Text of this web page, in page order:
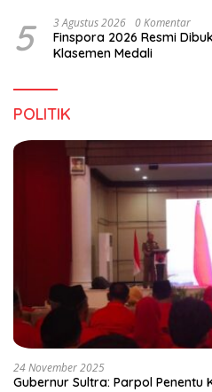
5 3 Agustus 2026 0 Komentar
Finspora 2026 Resmi
Klasemen Medali
POLITIK
24 November 2025
Gubernur Sultra: Parpol Penentu